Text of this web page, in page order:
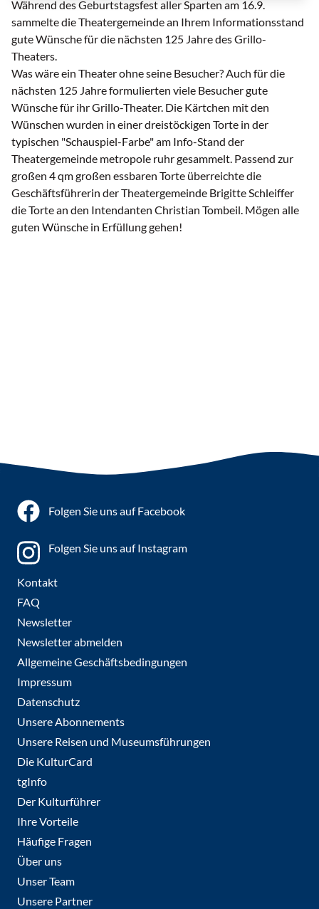
Während des Geburtstagsfest aller Sparten am 16.9.
sammelte die Theatergemeinde an Ihrem Informationsstand
gute Wünsche für die nächsten 125 Jahre des Grillo-
Theaters.
Was wäre ein Theater ohne seine Besucher? Auch für die
nächsten 125 Jahre formulierten viele Besucher gute
Wünsche für ihr Grillo-Theater. Die Kärtchen mit den
Wünschen wurden in einer dreistöckigen Torte in der
typischen "Schauspiel-Farbe" am Info-Stand der
Theatergemeinde metropole ruhr gesammelt. Passend zur
großen 4 qm großen essbaren Torte überreichte die
Geschäftsführerin der Theatergemeinde Brigitte Schleiffer
die Torte an den Intendanten Christian Tombeil. Mögen alle
guten Wünsche in Erfüllung gehen!
Folgen Sie uns auf Facebook
Folgen Sie uns auf Instagram
Kontakt
FAQ
Newsletter
Newsletter abmelden
Allgemeine Geschäftsbedingungen
Impressum
Datenschutz
Unsere Abonnements
Unsere Reisen und Museumsführungen
Die KulturCard
tgInfo
Der Kulturführer
Ihre Vorteile
Häufige Fragen
Über uns
Unser Team
Unsere Partner